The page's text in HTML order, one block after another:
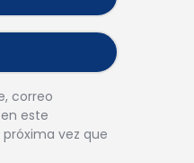
correo
este
vez que